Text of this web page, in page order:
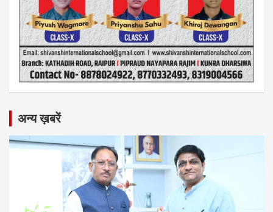
अन्य ख़बरें